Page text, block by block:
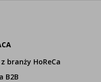
branży HoReCa
B2B